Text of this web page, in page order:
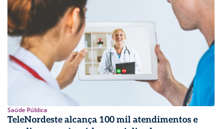
Saúde Pública
TeleNordeste alcança 100 mil atendimentos e